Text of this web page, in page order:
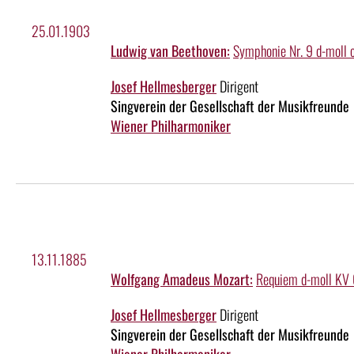
25.01.1903
Ludwig van Beethoven:Symphonie Nr. 9 d-moll
Josef HellmesbergerDirigent
Singverein der Gesellschaft der Musikfreunde
Wiener Philharmoniker
13.11.1885
Wolfgang Amadeus Mozart: Requiem d-moll
Josef HellmesbergerDirigent
Singverein der Gesellschaft der Musikfreunde